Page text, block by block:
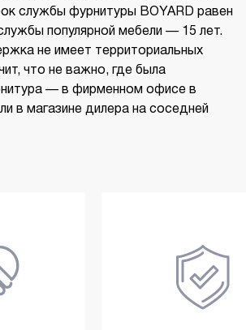
службы фурнитуры BOYARD равен
популярной мебели — 15 лет.
не имеет территориальных
что не важно, где была
— в фирменном офисе в
в магазине дилера на соседней